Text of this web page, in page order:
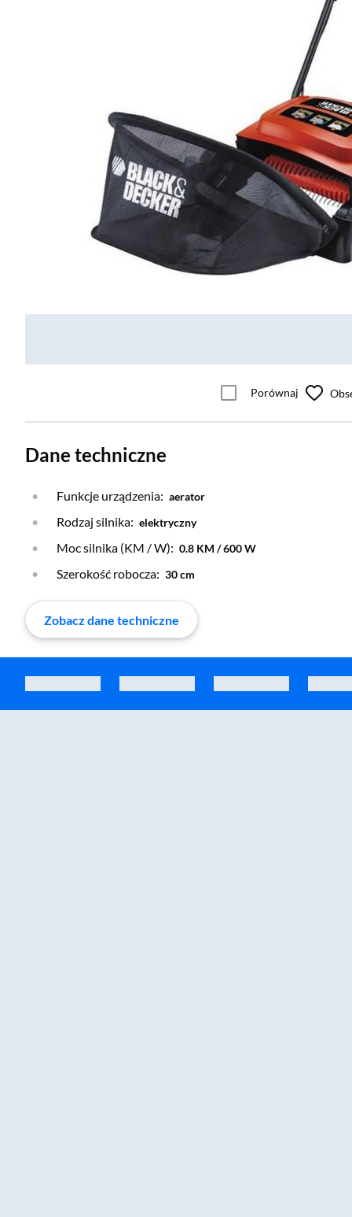
Porównaj
Dane techniczne
Funkcje urządzenia: aerator
Rodzaj silnika: elektryczny
Moc silnika (KM / W): 0.8 KM / 600 W
Szerokość robocza: 30 cm
Zobacz dane techniczne